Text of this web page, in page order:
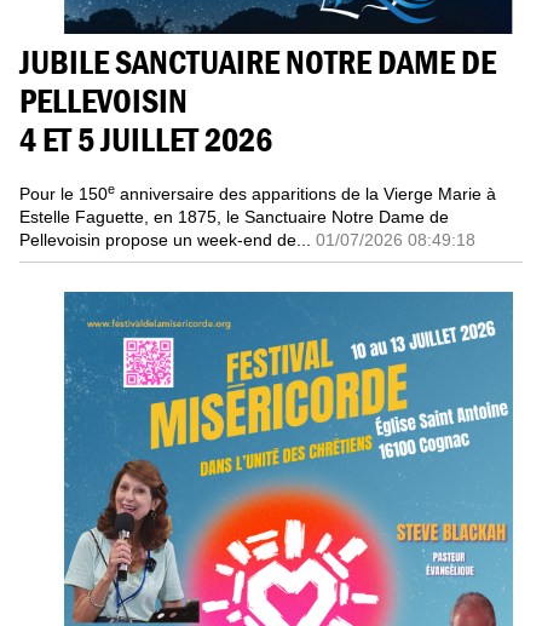
JUBILE SANCTUAIRE NOTRE DAME DE
PELLEVOISIN
4 ET 5 JUILLET 2026
Pour le 150e anniversaire des apparitions de la Vierge Marie à
Estelle Faguette, en 1875, le Sanctuaire Notre Dame de
Pellevoisin propose un week-end de...
01/07/2026 08:49:18